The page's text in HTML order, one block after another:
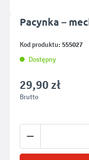
Pacynka –
Kod produktu: 555027
Dostępny
29,90 zł
Brutto
Ilość